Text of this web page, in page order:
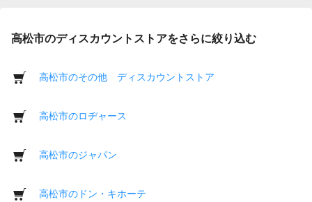
高松市のディスカウントストアをさらに絞り込む
高松市のその他 ディスカウントストア
高松市のロヂャース
高松市のジャパン
高松市のドン・キホーテ